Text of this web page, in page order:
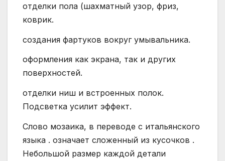
отделки пола (шахматный узор, фриз,
коврик.
создания фартуков вокруг умывальника.
оформления как экрана, так и других
поверхностей.
отделки ниш и встроенных полок.
Подсветка усилит эффект.
Слово мозаика, в переводе с итальянского
языка . означает сложенный из кусочков .
Небольшой размер каждой детали